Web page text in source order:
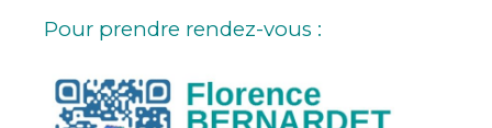
Pour prendre rendez-vous :